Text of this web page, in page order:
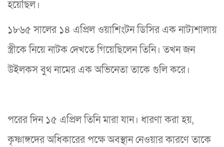
হয়েছিল।
১৮৬৫ সালের ১৪ এপ্রিল ওয়াশিংটন ডিসির এক নাট্যশালায়
স্ত্রীকে নিয়ে নাটক দেখতে গিয়েছিলেন তিনি। তখন জন
উইলকস বুথ নামের এক অভিনেতা তাকে গুলি করে।
পরের দিন ১৫ এপ্রিল তিনি মারা যান। ধারণা করা হয়,
কৃষ্ণাঙ্গদের অধিকারের পক্ষে অবস্থান নেওয়ার কারণে তাকে